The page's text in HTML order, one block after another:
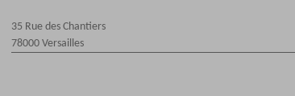
35 Rue des Chantiers
78000 Versailles